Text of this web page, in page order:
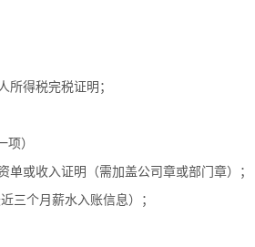
所得税完税证明；
）
或收入证明（需加盖公司章或部门章）；
三个月薪水入账信息）；